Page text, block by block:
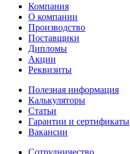
Компания
О компании
Производство
Поставщики
Дипломы
Акции
Реквизиты
Полезная информация
Калькуляторы
Статьи
Гарантии и сертификаты
Вакансии
Сотрудничество